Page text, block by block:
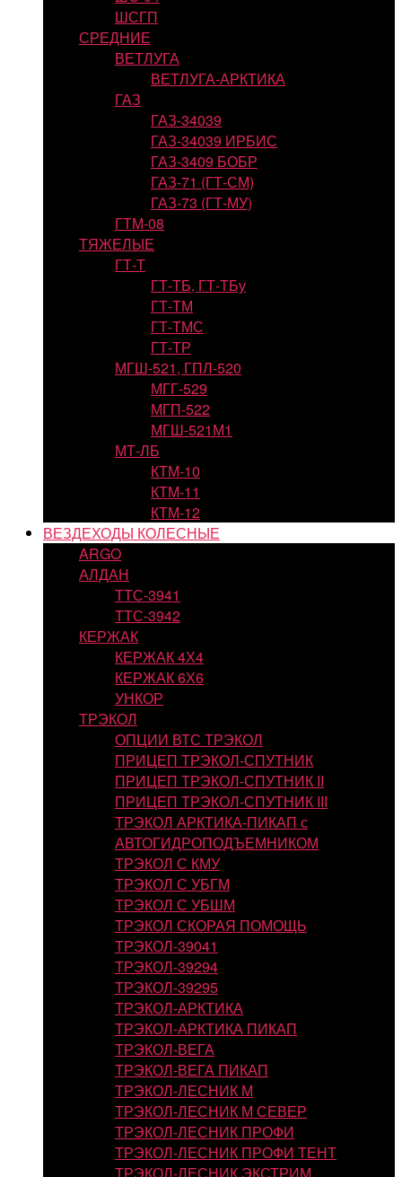
ШСГП
СРЕДНИЕ
ВЕТЛУГА
ВЕТЛУГА-АРКТИКА
ГАЗ
ГАЗ-34039
ГАЗ-34039 ИРБИС
ГАЗ-3409 БОБР
ГАЗ-71 (ГТ-СМ)
ГАЗ-73 (ГТ-МУ)
ГТМ-08
ТЯЖЕЛЫЕ
ГТ-Т
ГТ-ТБ, ГТ-ТБу
ГТ-ТМ
ГТ-ТМС
ГТ-ТР
МГШ-521, ГПЛ-520
МГГ-529
МГП-522
МГШ-521М1
МТ-ЛБ
КТМ-10
КТМ-11
КТМ-12
ВЕЗДЕХОДЫ КОЛЕСНЫЕ
ARGO
АЛДАН
ТТС-3941
ТТС-3942
КЕРЖАК
КЕРЖАК 4Х4
КЕРЖАК 6Х6
УНКОР
ТРЭКОЛ
ОПЦИИ ВТС ТРЭКОЛ
ПРИЦЕП ТРЭКОЛ-СПУТНИК
ПРИЦЕП ТРЭКОЛ-СПУТНИК II
ПРИЦЕП ТРЭКОЛ-СПУТНИК III
ТРЭКОЛ АРКТИКА-ПИКАП с
АВТОГИДРОПОДЪЕМНИКОМ
ТРЭКОЛ С КМУ
ТРЭКОЛ С УБГМ
ТРЭКОЛ С УБШМ
ТРЭКОЛ СКОРАЯ ПОМОЩЬ
ТРЭКОЛ-39041
ТРЭКОЛ-39294
ТРЭКОЛ-39295
ТРЭКОЛ-АРКТИКА
ТРЭКОЛ-АРКТИКА ПИКАП
ТРЭКОЛ-ВЕГА
ТРЭКОЛ-ВЕГА ПИКАП
ТРЭКОЛ-ЛЕСНИК М
ТРЭКОЛ-ЛЕСНИК М СЕВЕР
ТРЭКОЛ-ЛЕСНИК ПРОФИ
ТРЭКОЛ-ЛЕСНИК ПРОФИ ТЕНТ